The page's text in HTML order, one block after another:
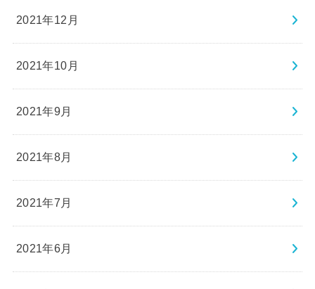
2021年12月
2021年10月
2021年9月
2021年8月
2021年7月
2021年6月